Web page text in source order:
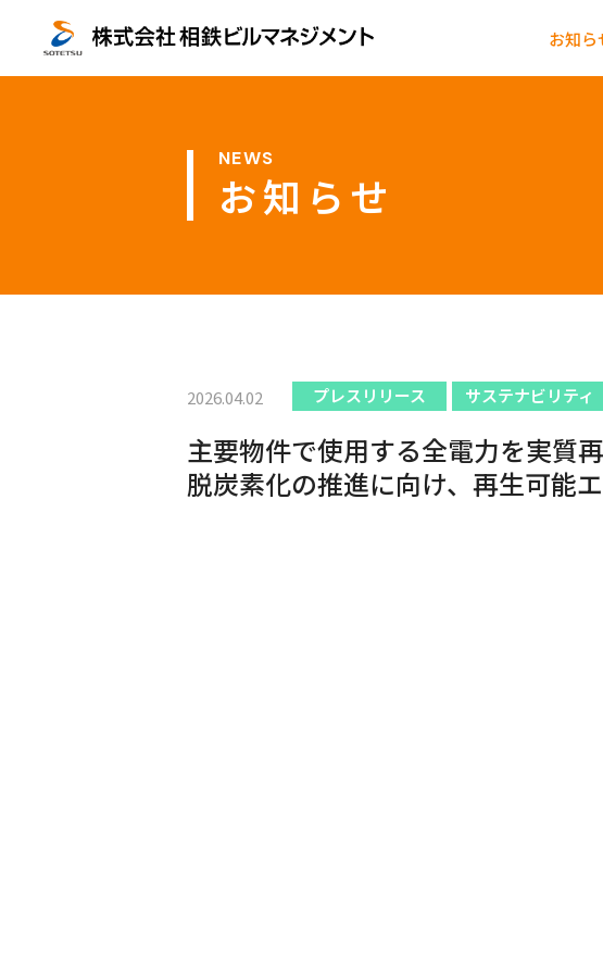
お知ら
お知らせ
2026.04.02 プレスリリース サステナビリティ
主要物件で使用する全電力を実質
脱炭素化の推進に向け、再生可能